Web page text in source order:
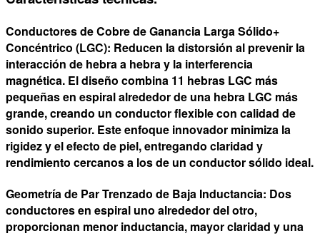
Conductores de Cobre de Ganancia Larga Sólido+
Concéntrico (LGC): Reducen la distorsión al prevenir la
interacción de hebra a hebra y la interferencia
magnética. El diseño combina 11 hebras LGC más
pequeñas en espiral alrededor de una hebra LGC más
grande, creando un conductor flexible con calidad de
sonido superior. Este enfoque innovador minimiza la
rigidez y el efecto de piel, entregando claridad y
rendimiento cercanos a los de un conductor sólido ideal.
Geometría de Par Trenzado de Baja Inductancia: Dos
conductores en espiral uno alrededor del otro,
proporcionan menor inductancia, mayor claridad y una